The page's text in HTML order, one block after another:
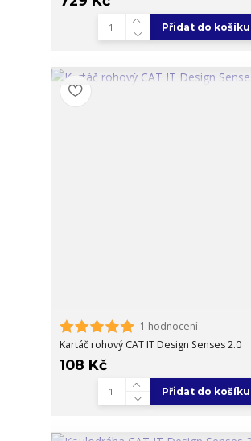
Přidat do košíku
1 hodnocení
Kartáč rohový CAT IT Design Senses 2.0
108 Kč
Přidat do košíku